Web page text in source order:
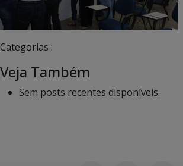
Categorias :
Veja Também
Sem posts recentes disponíveis.